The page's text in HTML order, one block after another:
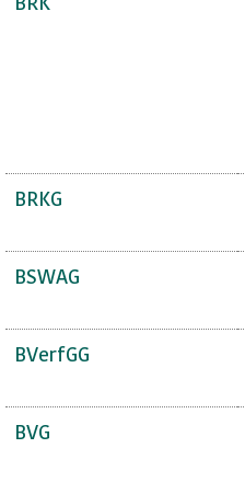
BRKG
BSWAG
BVerfGG
BVG